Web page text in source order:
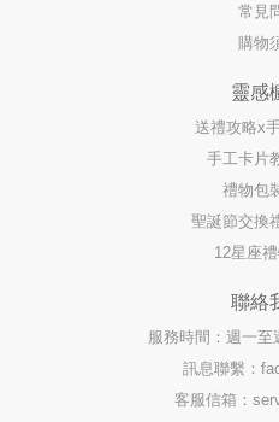
常見
購物
靈感
送禮攻略x
手工卡片
禮物包
聖誕節交換
12星座
聯絡
服務時間：週一至
訊息聯繫：
客服信箱：